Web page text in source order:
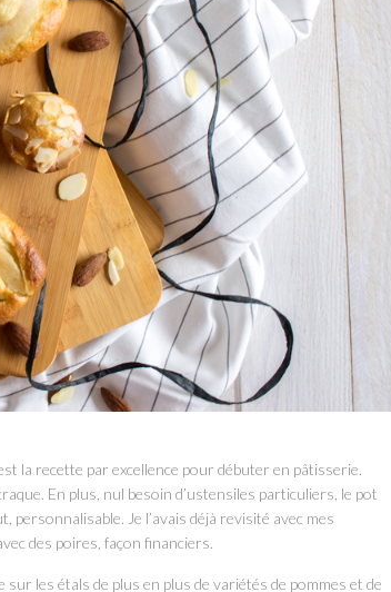
la recette par excellence pour débuter en pâtisserie.
En plus, nul besoin d’ustensiles particuliers, le pot
Je l’avais déjà revisité avec mes
des poires, façon financiers.
les étals de plus en plus de variétés de pommes et de